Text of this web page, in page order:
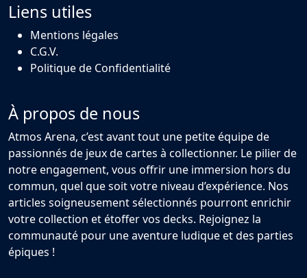
Liens utiles
Mentions légales
C.G.V.
Politique de Confidentialité
À propos de nous
Atmos Arena, c’est avant tout une petite équipe de
passionnés de jeux de cartes à collectionner. Le pilier de
notre engagement, vous offrir une immersion hors du
commun, quel que soit votre niveau d’expérience. Nos
articles soigneusement sélectionnés pourront enrichir
votre collection et étoffer vos decks. Rejoignez la
communauté pour une aventure ludique et des parties
épiques !